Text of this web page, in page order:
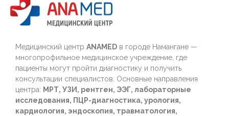
Медицинский центр ANAMED в городе Намангане —
многопрофильное медицинское учреждение, где
пациенты могут пройти диагностику и получить
консультации специалистов. Основные направления
центра: МРТ, УЗИ, рентген, ЭЭГ, лабораторные
исследования, ПЦР-диагностика, урология,
кардиология, эндоскопия, травматология,